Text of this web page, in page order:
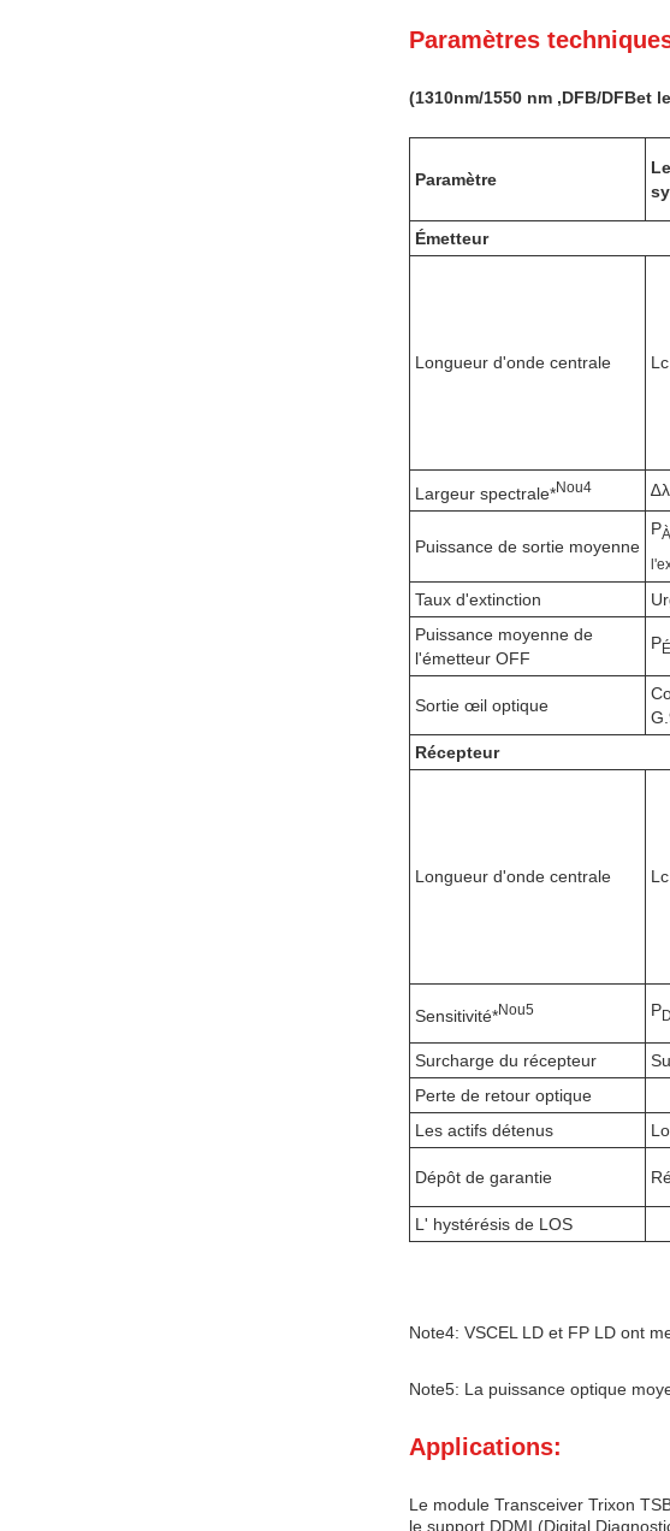
Paramètres
(1310nm/1550 nm ,DFB/DFBet
Paramètre
Le
Émetteur
Longueur d'onde centrale Lc
Largeur spectrale*Nou4 ∆λ
Puissance de sortie moyenne
PÀ
Taux d'extinction
Puissance moyenne de
l'émetteur OFF
P
Sortie œil optique
Récepteur
Longueur d'onde centrale Lc
Sensitivité*Nou5 P
Surcharge du récepteur
Perte de retour optique
Les actifs détenus
Dépôt de garantie
L' hystérésis de LOS
Note4: VSCEL LD et FP LD ont
Note5: La puissance optique
Applications:
Le module Transceiver Trixon
le support DDMI (Digital